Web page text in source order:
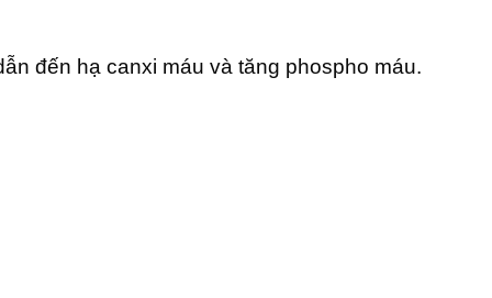
đến hạ canxi máu và tăng phospho máu.